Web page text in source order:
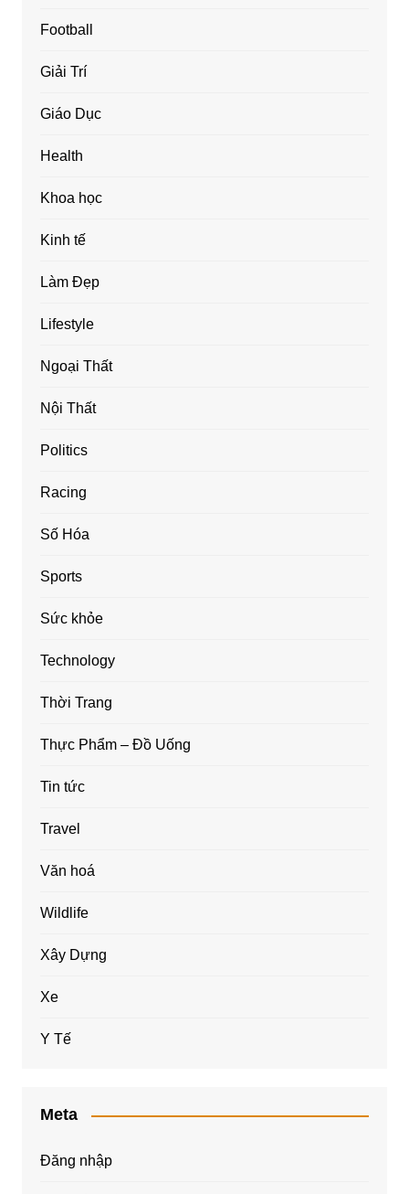
Football
Giải Trí
Giáo Dục
Health
Khoa học
Kinh tế
Làm Đẹp
Lifestyle
Ngoại Thất
Nội Thất
Politics
Racing
Số Hóa
Sports
Sức khỏe
Technology
Thời Trang
Thực Phẩm – Đồ Uống
Tin tức
Travel
Văn hoá
Wildlife
Xây Dựng
Xe
Y Tế
Meta
Đăng nhập